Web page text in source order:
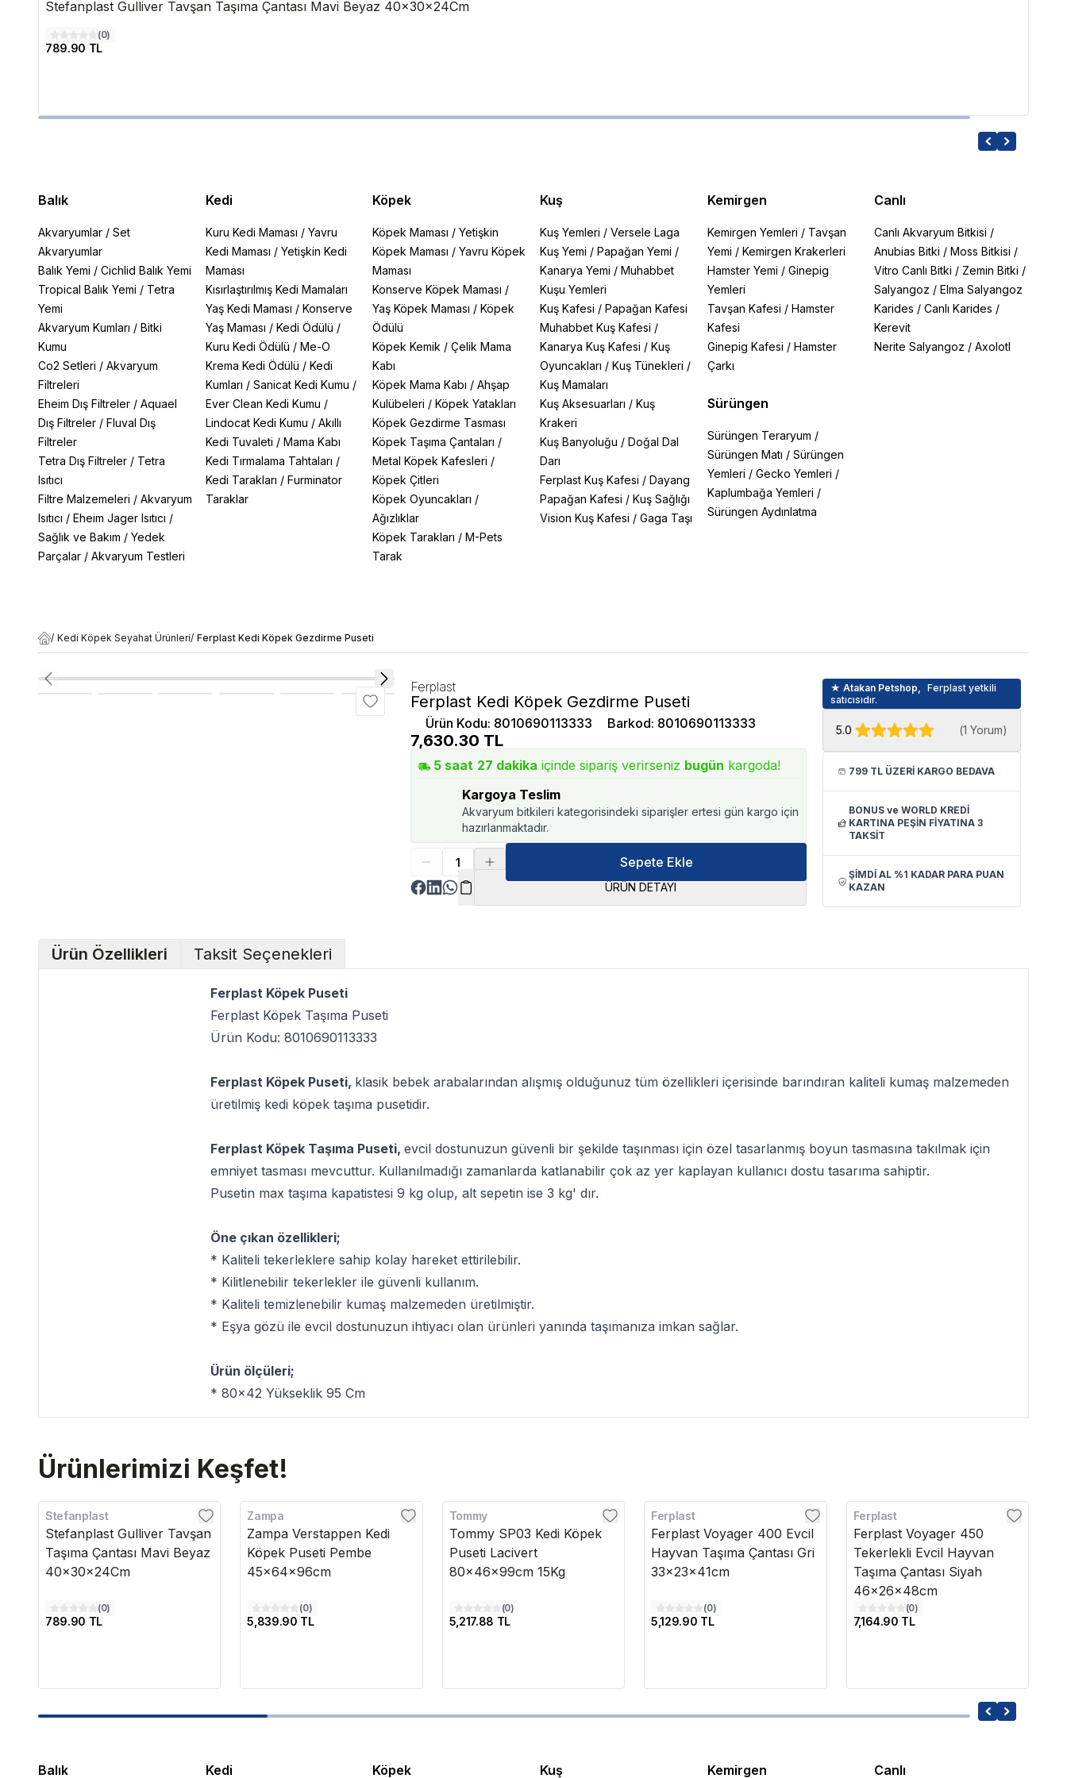
Stefanplast Gulliver Tavşan Taşıma Çantası Mavi Beyaz 40x30x24Cm
(0)
789.90 TL
Balık
Akvaryumlar / Set
Akvaryumlar
Balık Yemi / Cichlid Balık Yemi
Tropical Balık Yemi / Tetra
Yemi
Akvaryum Kumları / Bitki
Kumu
Co2 Setleri / Akvaryum
Filtreleri
Eheim Dış Filtreler / Aquael
Dış Filtreler / Fluval Dış
Filtreler
Tetra Dış Filtreler / Tetra
Isıtıcı
Filtre Malzemeleri / Akvaryum
Isıtıcı / Eheim Jager Isıtıcı /
Sağlık ve Bakım / Yedek
Parçalar / Akvaryum Testleri
Kedi
Kuru Kedi Maması / Yavru
Kedi Maması / Yetişkin Kedi
Maması
Kısırlaştırılmış Kedi Mamaları
Yaş Kedi Maması / Konserve
Yaş Maması / Kedi Ödülü /
Kuru Kedi Ödülü / Me-O
Krema Kedi Ödülü / Kedi
Kumları / Sanicat Kedi Kumu /
Ever Clean Kedi Kumu /
Lindocat Kedi Kumu / Akıllı
Kedi Tuvaleti / Mama Kabı
Kedi Tırmalama Tahtaları /
Kedi Tarakları / Furminator
Taraklar
Köpek
Köpek Maması /Yetişkin
Köpek Maması /Yavru Köpek
Maması
Konserve Köpek Maması /
Yaş Köpek Maması /Köpek
Ödülü
Köpek Kemik /Çelik Mama
Kabı
Köpek Mama Kabı /Ahşap
Kulübeleri /Köpek Yatakları
Köpek Gezdirme Tasması
Köpek Taşıma Çantaları /
Metal Köpek Kafesleri /
Köpek Çitleri
Köpek Oyuncakları /
Ağızlıklar
Köpek Tarakları /M-Pets
Tarak
Kuş
Kuş Yemleri / Versele Laga
Kuş Yemi / Papağan Yemi /
Kanarya Yemi / Muhabbet
Kuşu Yemleri
Kuş Kafesi / Papağan Kafesi
Muhabbet Kuş Kafesi /
Kanarya Kuş Kafesi / Kuş
Oyuncakları / Kuş Tünekleri /
Kuş Mamaları
Kuş Aksesuarları / Kuş
Krakeri
Kuş Banyoluğu / Doğal Dal
Darı
Ferplast Kuş Kafesi / Dayang
Papağan Kafesi / Kuş Sağlığı
Vision Kuş Kafesi / Gaga Taşı
Kemirgen
Kemirgen Yemleri / Tavşan
Yemi / Kemirgen Krakerleri
Hamster Yemi / Ginepig
Yemleri
Tavşan Kafesi / Hamster
Kafesi
Ginepig Kafesi / Hamster
Çarkı
Sürüngen
Sürüngen Teraryum /
Sürüngen Matı / Sürüngen
Yemleri / Gecko Yemleri /
Kaplumbağa Yemleri /
Sürüngen Aydınlatma
Canlı
Canlı Akvaryum Bitkisi /
Anubias Bitki /Moss Bitkisi /
Vitro Canlı Bitki / Zemin Bitki /
Salyangoz /Elma Salyangoz
Karides /Canlı Karides /
Kerevit
Nerite Salyangoz /Axolotl
/ Kedi Köpek Seyahat Ürünleri/ Ferplast Kedi Köpek Gezdirme Puseti
Ferplast
Ferplast Kedi Köpek Gezdirme Puseti
Ürün Kodu: 8010690113333 Barkod: 8010690113333
7,630.30 TL
5 saat 27 dakika içinde sipariş verirseniz bugün kargoda!
Kargoya Teslim
Akvaryum bitkileri kategorisindeki siparişler ertesi gün kargo için
hazırlanmaktadır.
Sepete Ekle
ÜRÜN DETAYI
★ Atakan Petshop,
Ferplast yetkili
satıcısıdır.
5.0 (1 Yorum)
799 TL ÜZERİ KARGO BEDAVA
BONUS ve WORLD KREDİ
KARTINA PEŞİN FİYATINA 3
TAKSİT
ŞİMDİ AL %1 KADAR PARA PUAN
KAZAN
Ürün Özellikleri Taksit Seçenekleri
Ferplast Köpek Puseti
Ferplast Köpek Taşıma Puseti
Ürün Kodu: 8010690113333
Ferplast Köpek Puseti, klasik bebek arabalarından alışmış olduğunuz tüm özellikleri içerisinde barındıran kaliteli kumaş malzemeden
üretilmiş kedi köpek taşıma pusetidir.
Ferplast Köpek Taşıma Puseti, evcil dostunuzun güvenli bir şekilde taşınması için özel tasarlanmış boyun tasmasına takılmak için
emniyet tasması mevcuttur. Kullanılmadığı zamanlarda katlanabilir çok az yer kaplayan kullanıcı dostu tasarıma sahiptir.
Pusetin max taşıma kapatistesi 9 kg olup, alt sepetin ise 3 kg' dır.
Öne çıkan özellikleri;
* Kaliteli tekerleklere sahip kolay hareket ettirilebilir.
* Kilitlenebilir tekerlekler ile güvenli kullanım.
* Kaliteli temizlenebilir kumaş malzemeden üretilmiştir.
* Eşya gözü ile evcil dostunuzun ihtiyacı olan ürünleri yanında taşımanıza imkan sağlar.
Ürün ölçüleri;
* 80x42 Yükseklik 95 Cm
Ürünlerimizi Keşfet!
Stefanplast
Stefanplast Gulliver Tavşan
Taşıma Çantası Mavi Beyaz
40x30x24Cm
(0)
789.90 TL
Zampa
Zampa Verstappen Kedi
Köpek Puseti Pembe
45x64x96cm
(0)
5,839.90 TL
Tommy
Tommy SP03 Kedi Köpek
Puseti Lacivert
80x46x99cm 15Kg
(0)
5,217.88 TL
Ferplast
Ferplast Voyager 400 Evcil
Hayvan Taşıma Çantası Gri
33x23x41cm
(0)
5,129.90 TL
Ferplast
Ferplast Voyager 450
Tekerlekli Evcil Hayvan
Taşıma Çantası Siyah
46x26x48cm
(0)
7,164.90 TL
Balık Kedi Köpek Kuş Kemirgen Canlı